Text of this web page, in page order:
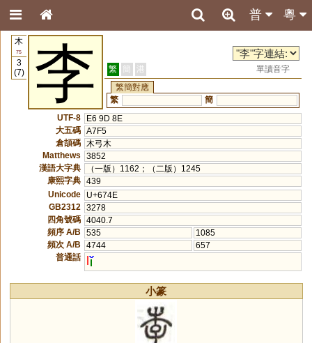
粵
普
木
75
3
(7)
李 繁 簡 港
單讀音字
繁簡對應
繁
簡
UTF-8
E6 9D 8E
大五碼 A7F5
倉頡碼
木弓木
Matthews
3852
漢語大字典
（一版）1162；（二版）1245
康熙字典 439
Unicode
U+674E
GB2312
3278
四角號碼 4040.7
頻序 A/B
535
1085
頻次 A/B
4744
657
普通話
l
小篆